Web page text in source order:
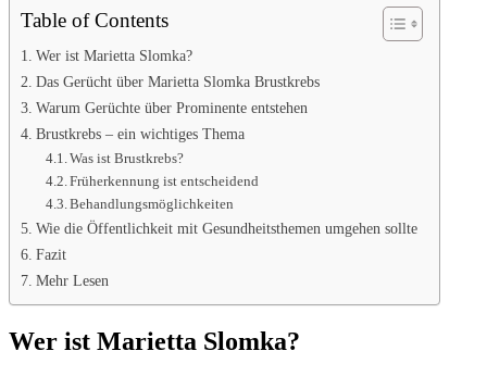
Table of Contents
Wer ist Marietta Slomka?
Das Gerücht über Marietta Slomka Brustkrebs
Warum Gerüchte über Prominente entstehen
Brustkrebs – ein wichtiges Thema
Was ist Brustkrebs?
Früherkennung ist entscheidend
Behandlungsmöglichkeiten
Wie die Öffentlichkeit mit Gesundheitsthemen umgehen sollte
Fazit
Mehr Lesen
Wer ist Marietta Slomka?